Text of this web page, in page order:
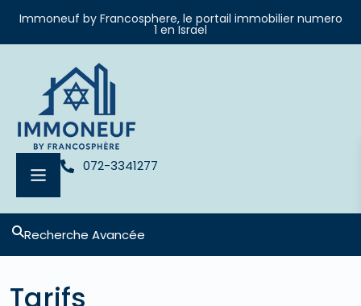
Immoneuf by Francosphere, le portail immobilier numero
1 en Israel
072-3341277
Recherche Avancée
Tarifs